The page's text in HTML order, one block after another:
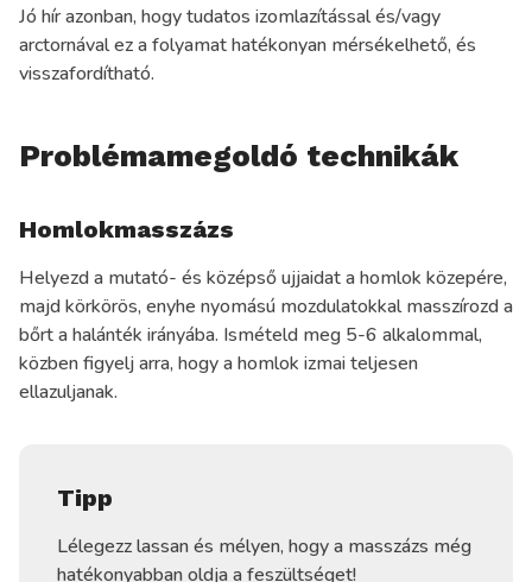
Jó hír azonban, hogy tudatos izomlazítással és/vagy
arctornával ez a folyamat hatékonyan mérsékelhető, és
visszafordítható.
Problémamegoldó technikák
Homlokmasszázs
Helyezd a mutató- és középső ujjaidat a homlok közepére,
majd körkörös, enyhe nyomású mozdulatokkal masszírozd a
bőrt a halánték irányába. Ismételd meg 5-6 alkalommal,
közben figyelj arra, hogy a homlok izmai teljesen
ellazuljanak.
Tipp
Lélegezz lassan és mélyen, hogy a masszázs még
hatékonyabban oldja a feszültséget!